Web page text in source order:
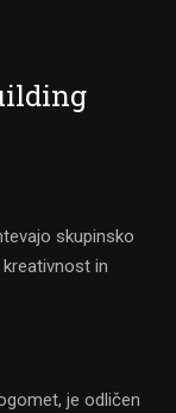
skupinsko
in
je odličen